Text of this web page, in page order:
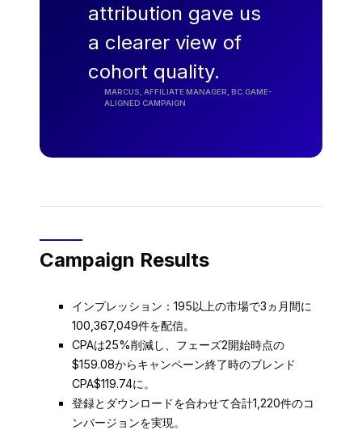
attribution gave us
a clearer view of
cohort quality.
MARCUS, AFFILIATE MANAGER, BC.GAME-
ALIGNED CAMPAIGN
Campaign Results
インプレッション：195以上の市場で3ヵ月間に
100,367,049件を配信。
CPAは25%削減し、フェーズ2開始時点の
$159.08からキャンペーン終了時のブレンド
CPA$119.74に。
登録とダウンロードを合わせて合計1,220件のコ
ンバージョンを実現。